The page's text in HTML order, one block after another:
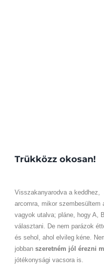
Trükközz okosan!
Visszakanyarodva a
arcomra, mikor szembesültem
vagyok utalva; pláne, hogy A,
választani. De nem parázok
és sehol, ahol elvileg kéne.
jobban szeretném jól érezni
jótékonysági vacsora is.